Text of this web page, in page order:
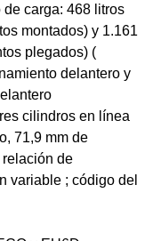
carga: 468 litros
montados) y 1.161
plegados) (
delantero y
cilindros en línea
71,9 mm de
relación de
variable ; código del